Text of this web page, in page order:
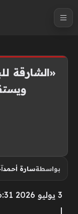
«الشارقة
بواسطةسارة أحمد
3 يوليو 2026 16:31 مساء
|